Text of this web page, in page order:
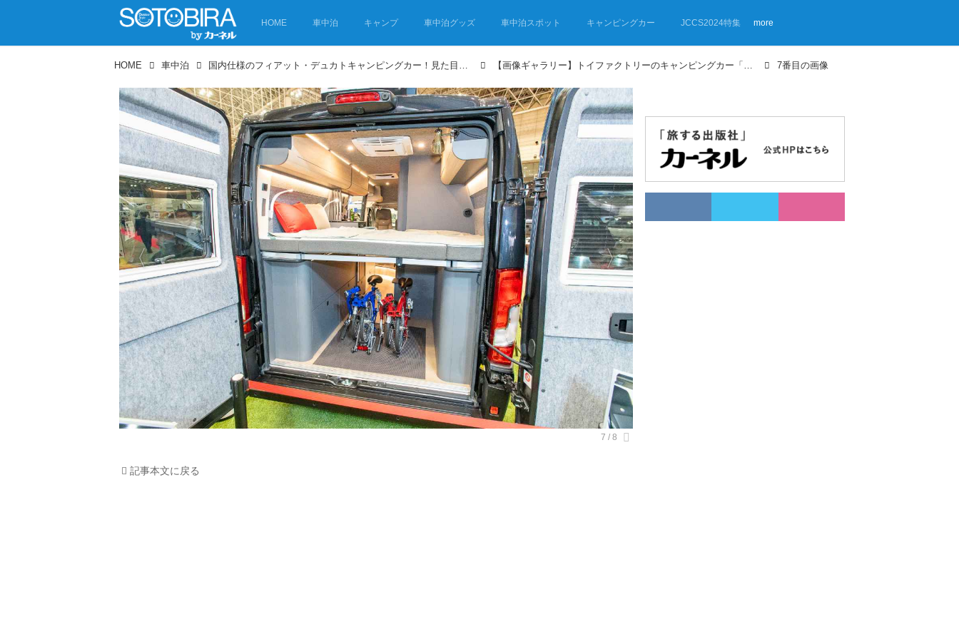
HOME 車中泊 キャンプ 車中泊グッズ 車中泊スポット キャンピングカー JCCS2024特集 more
HOME 車中泊 国内仕様のフィアット・デュカトキャンピングカー！見た目はヨーロピアンだけど装備は日本の気候に合った国産クオリティ！ 【画像ギャラリー】トイファクトリーのキャンピングカー「ダヴィンチ」 7番目の画像
記事本文に戻る